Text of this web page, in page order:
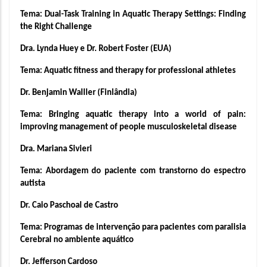
Tema: Dual-Task Training in Aquatic Therapy Settings: Finding
the Right Challenge
Dra. Lynda Huey e Dr. Robert Foster (EUA)
Tema: Aquatic fitness and therapy for professional athletes
Dr. Benjamin Walller (Finlândia)
Tema: Bringing aquatic therapy into a world of pain:
improving management of people musculoskeletal disease
Dra. Mariana Sivieri
Tema: Abordagem do paciente com transtorno do espectro
autista
Dr. Caio Paschoal de Castro
Tema: Programas de intervenção para pacientes com paralisia
Cerebral no ambiente aquático
Dr. Jefferson Cardoso